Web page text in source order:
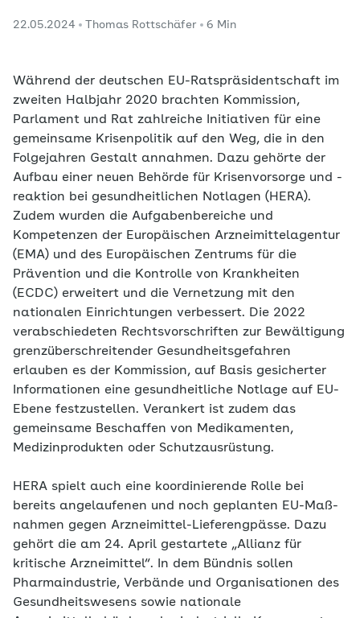
sicheren Versorgung mit Medikamenten und
22.05.2024 Thomas Rottschäfer 6 Min
Während der deutschen EU-Ratspräsidentschaft im
zweiten Halbjahr 2020 brachten Kommission,
Parlament und Rat zahlreiche Initiativen für eine
gemeinsame Krisenpolitik auf den Weg, die in den
Folgejahren Gestalt annahmen. Dazu gehörte der
Aufbau einer neuen Behörde für Krisenvorsorge und -
reaktion bei gesundheitlichen Notlagen (HERA).
Zudem wurden die Aufgabenbereiche und
Kompetenzen der Europäischen Arzneimittelagentur
(EMA) und des Europäischen Zentrums für die
Prävention und die Kontrolle von Krankheiten
(ECDC) erweitert und die Vernetzung mit den
nationalen Einrichtungen verbessert. Die 2022
verabschiedeten Rechtsvorschriften zur Bewältigung
grenzüberschreitender Gesundheitsgefahren
erlauben es der Kommission, auf Basis ge­sicherter
Informationen eine gesundheitliche Notlage auf EU-
Ebene festzustellen. Verankert ist zudem das
gemeinsame Beschaffen von Medikamenten,
Medizinprodukten oder Schutzausrüstung.
HERA spielt auch eine koordinierende Rolle bei
bereits angelaufenen und noch geplanten EU-Maß­
nahmen gegen Arzneimittel-Lieferengpässe. Dazu
gehört die am 24. April gestartete „Allianz für
kritische Arzneimittel“. In dem Bündnis sollen
Pharmaindus­trie, Verbände und Organisationen des
Gesundheits­wesens sowie nationale